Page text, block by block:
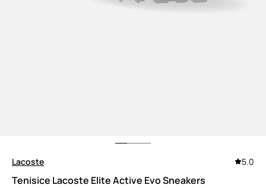
Lacoste 5.0
Tenisice Lacoste Elite Active Evo Sneakers